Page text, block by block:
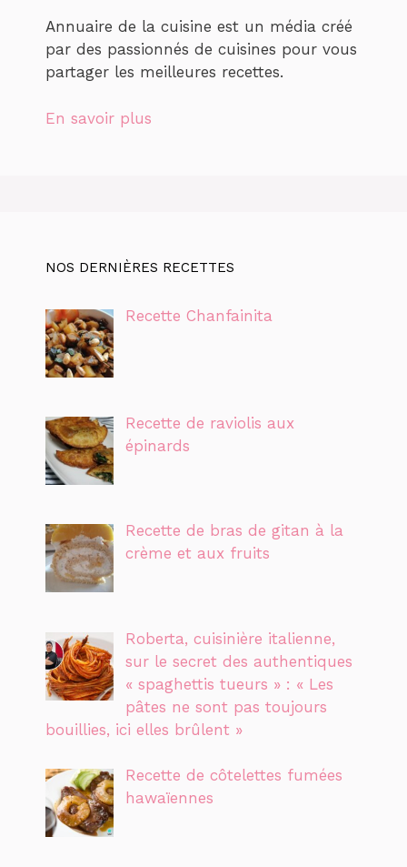
Annuaire de la cuisine est un média créé
par des passionnés de cuisines pour vous
partager les meilleures recettes.
En savoir plus
NOS DERNIÈRES RECETTES
Recette Chanfainita
Recette de raviolis aux
épinards
Recette de bras de gitan à la
crème et aux fruits
Roberta, cuisinière italienne,
sur le secret des authentiques
« spaghettis tueurs » : « Les
pâtes ne sont pas toujours
bouillies, ici elles brûlent »
Recette de côtelettes fumées
hawaïennes